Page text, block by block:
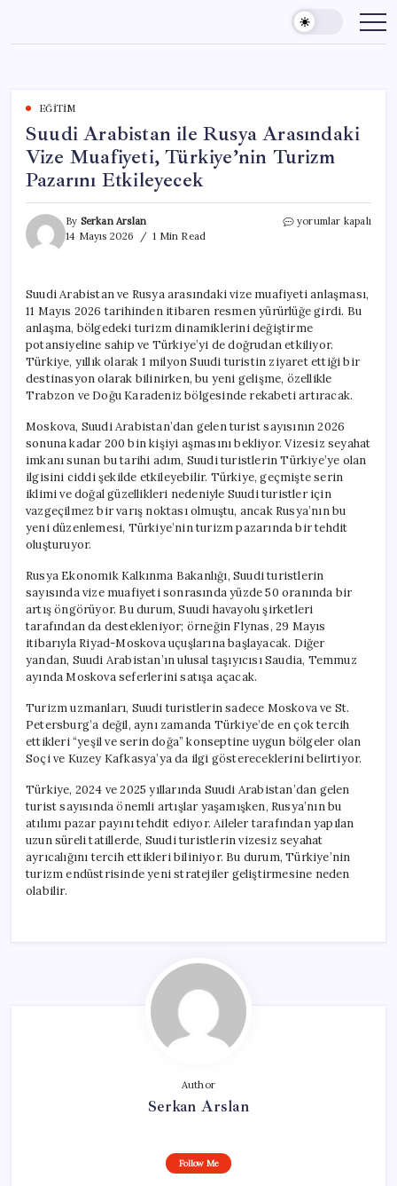
content
EĞITIM
Suudi Arabistan ile Rusya Arasındaki
Vize Muafiyeti, Türkiye’nin Turizm
Pazarını Etkileyecek
By Serkan Arslan
14 Mayıs 2026
1 Min Read
Suudi
Vize
Muafiyeti,
Türkiye’nin
Turizm
Pazarını
Etkileyecek
için
yorumlar kapalı
Suudi Arabistan ve Rusya arasındaki vize muafiyeti anlaşması,
11 Mayıs 2026 tarihinden itibaren resmen yürürlüğe girdi. Bu
anlaşma, bölgedeki turizm dinamiklerini değiştirme
potansiyeline sahip ve Türkiye’yi de doğrudan etkiliyor.
Türkiye, yıllık olarak 1 milyon Suudi turistin ziyaret ettiği bir
destinasyon olarak bilinirken, bu yeni gelişme, özellikle
Trabzon ve Doğu Karadeniz bölgesinde rekabeti artıracak.
Moskova, Suudi Arabistan’dan gelen turist sayısının 2026
sonuna kadar 200 bin kişiyi aşmasını bekliyor. Vizesiz seyahat
imkanı sunan bu tarihi adım, Suudi turistlerin Türkiye’ye olan
ilgisini ciddi şekilde etkileyebilir. Türkiye, geçmişte serin
iklimi ve doğal güzellikleri nedeniyle Suudi turistler için
vazgeçilmez bir varış noktası olmuştu, ancak Rusya’nın bu
yeni düzenlemesi, Türkiye’nin turizm pazarında bir tehdit
oluşturuyor.
Rusya Ekonomik Kalkınma Bakanlığı, Suudi turistlerin
sayısında vize muafiyeti sonrasında yüzde 50 oranında bir
artış öngörüyor. Bu durum, Suudi havayolu şirketleri
tarafından da destekleniyor; örneğin Flynas, 29 Mayıs
itibarıyla Riyad-Moskova uçuşlarına başlayacak. Diğer
yandan, Suudi Arabistan’ın ulusal taşıyıcısı Saudia, Temmuz
ayında Moskova seferlerini satışa açacak.
Turizm uzmanları, Suudi turistlerin sadece Moskova ve St.
Petersburg’a değil, aynı zamanda Türkiye’de en çok tercih
ettikleri “yeşil ve serin doğa” konseptine uygun bölgeler olan
Soçi ve Kuzey Kafkasya’ya da ilgi göstereceklerini belirtiyor.
Türkiye, 2024 ve 2025 yıllarında Suudi Arabistan’dan gelen
turist sayısında önemli artışlar yaşamışken, Rusya’nın bu
atılımı pazar payını tehdit ediyor. Aileler tarafından yapılan
uzun süreli tatillerde, Suudi turistlerin vizesiz seyahat
ayrıcalığını tercih ettikleri biliniyor. Bu durum, Türkiye’nin
turizm endüstrisinde yeni stratejiler geliştirmesine neden
olabilir.
Author
Serkan Arslan
Follow Me